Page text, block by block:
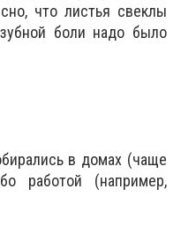
что листья свеклы
боли надо было
в домах (чаще
работой (например,